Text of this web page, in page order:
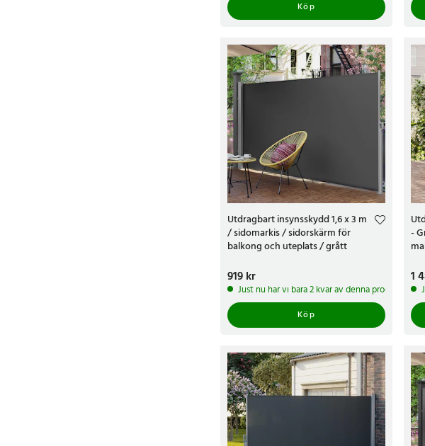
Köp
Utdragbart insynsskydd 1,6 x 3 m
/ sidomarkis / sidorskärm för
balkong och uteplats / grått
Pris :919 kr
919 kr
Just nu har vi bara 2 kvar av denna produkt
Köp
-
1